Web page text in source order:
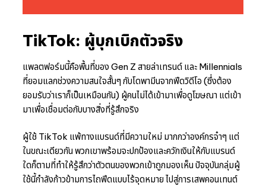
TikTok: ผู้บุกเบิกตัวจริง
แพลตฟอร์มนี้คือพื้นที่ของ Gen Z สายล่าเทรนด์ และ Millennials
ที่ยอมแลกช่วงความสนใจสั้นๆ กับโดพามีนจากฟีดวิดีโอ (ซึ่งต้อง
ยอมรับว่าเราก็เป็นเหมือนกัน) ผู้คนไม่ได้เข้ามาเพื่อดูโฆษณา แต่เข้า
มาเพื่อเชื่อมต่อกับบางสิ่งที่รู้สึกจริง
ผู้ใช้ TikTok แพ้ทางแบรนด์ที่มีความใหม่ มากกว่าองค์กรจ๋าๆ แต่
ในขณะเดียวกัน พวกเขาพร้อมจะปกป้องและควักเงินให้กับแบรนด์
ใดก็ตามที่ทำให้รู้สึกว่าตัวตนของพวกเข้าถูกมองเห็น ปัจจุบันกลุ่มผู้
ใช้นี้กำลังก้าวข้ามการไถฟีดแบบไร้จุดหมาย ไปสู่การเสพคอนเทนต์